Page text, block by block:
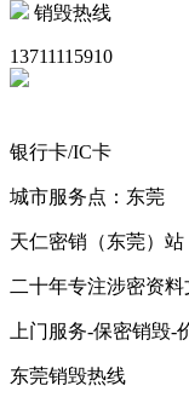
销毁热线
13711115910
银行卡/IC卡
城市服务点：东莞
天仁密销（东莞）
二十年专注涉密资
上门服务-保密销毁-
东莞销毁热线